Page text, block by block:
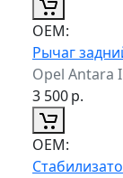
ОЕМ:
Рычаг
Opel Antara
3 500р.
ОЕМ: